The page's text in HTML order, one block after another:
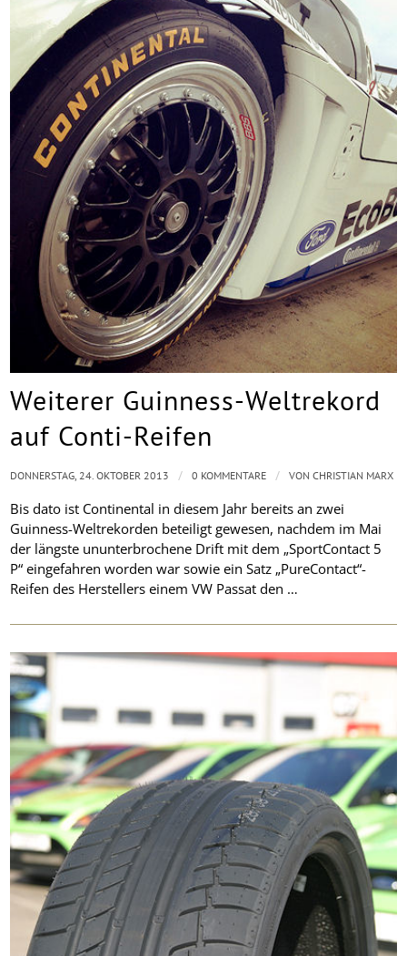
Weiterer Guinness-Weltrekord
auf Conti-Reifen
Bis dato ist Continental in diesem Jahr bereits an zwei
Guinness-Weltrekorden beteiligt gewesen, nachdem im Mai
der längste ununterbrochene Drift mit dem „SportContact 5
P“ eingefahren worden war sowie ein Satz „PureContact“-
Reifen des Herstellers einem VW Passat den …
DONNERSTAG, 24. OKTOBER 2013 / 0 KOMMENTARE / VONCHRISTIAN MARX